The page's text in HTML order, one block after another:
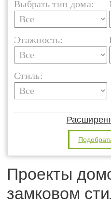
Выбрать тип дома:
Этажность:
Стиль:
Проекты
замковом